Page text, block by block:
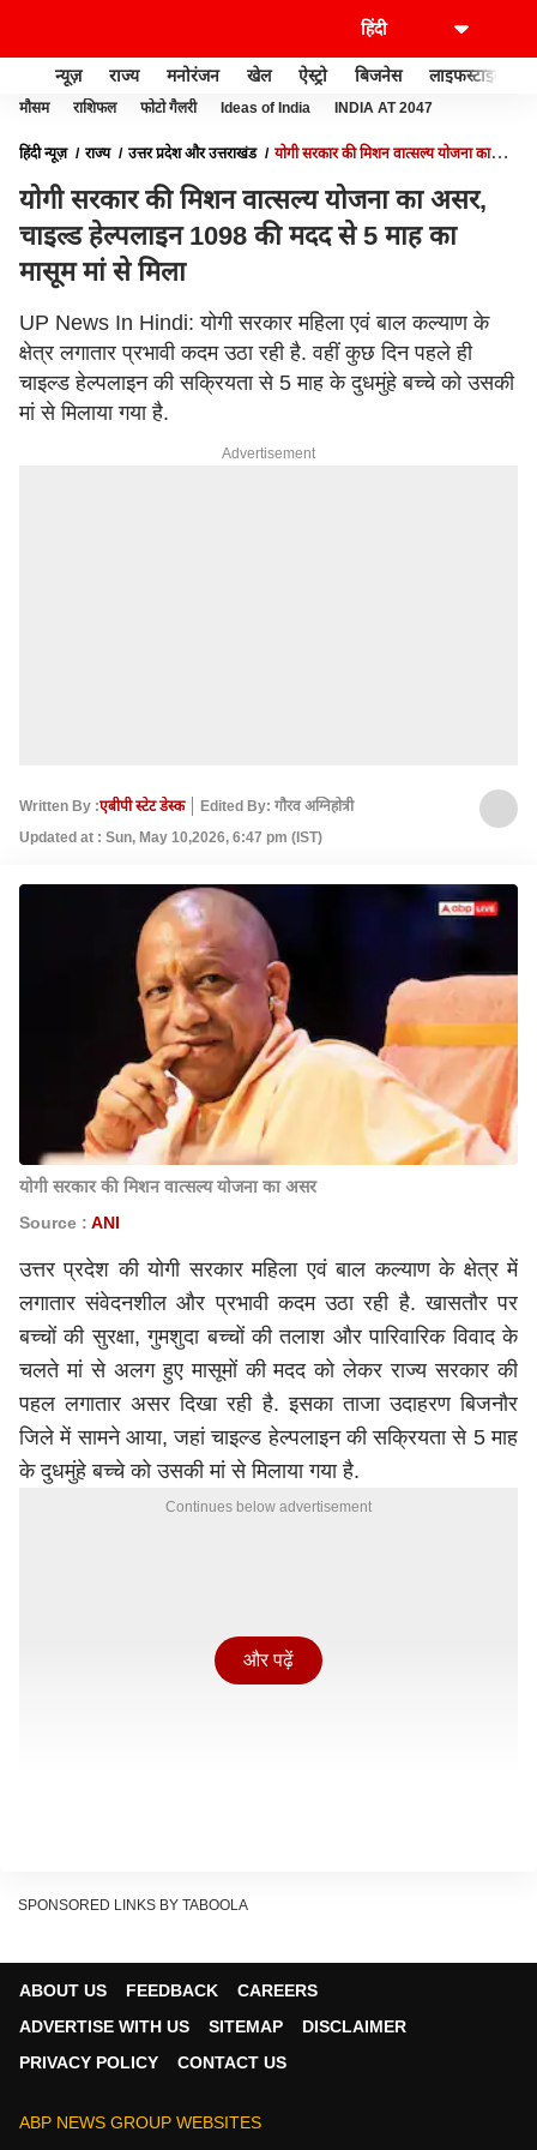
न्यूज़ राज्य मनोरंजन खेल ऐस्ट्रो बिजनेस लाइफस्टाइल
मौसम राशिफल फोटो गैलरी Ideas of India INDIA AT 2047
हिंदी न्यूज़ राज्य उत्तर प्रदेश और उत्तराखंड
योगी सरकार की मिशन वात्सल्य योजना का
योगी सरकार की मिशन वात्सल्य योजना का असर,
चाइल्ड हेल्पलाइन 1098 की मदद से 5 माह का
मासूम मां से मिला
UP News In Hindi: योगी सरकार महिला एवं बाल कल्याण के
क्षेत्र लगातार प्रभावी कदम उठा रही है. वहीं कुछ दिन पहले ही
चाइल्ड हेल्पलाइन की सक्रियता से 5 माह के दुधमुंहे बच्चे को उसकी
मां से मिलाया गया है.
Advertisement
Written By :एबीपी स्टेट डेस्क
Edited By: गौरव अग्निहोत्री
Updated at : Sun, May 10,2026, 6:47 pm (IST)
योगी सरकार की मिशन वात्सल्य योजना का असर
Source : ANI
उत्तर प्रदेश की योगी सरकार महिला एवं बाल कल्याण के क्षेत्र में
लगातार संवेदनशील और प्रभावी कदम उठा रही है. खासतौर पर
बच्चों की सुरक्षा, गुमशुदा बच्चों की तलाश और पारिवारिक विवाद के
चलते मां से अलग हुए मासूमों की मदद को लेकर राज्य सरकार की
पहल लगातार असर दिखा रही है. इसका ताजा उदाहरण बिजनौर
जिले में सामने आया, जहां चाइल्ड हेल्पलाइन की सक्रियता से 5 माह
के दुधमुंहे बच्चे को उसकी मां से मिलाया गया है.
Continues below advertisement
कल्याण विभाग की मिशन वात्सल्य योजना के अंतर्गत चल रही चाइल्ड
और पढ़ें
SPONSORED LINKS BY TABOOLA
ABOUT US FEEDBACK
CAREERS
ADVERTISE WITH US
SITEMAP
DISCLAIMER
PRIVACY POLICY
CONTACT US
ABP NEWS GROUP WEBSITES